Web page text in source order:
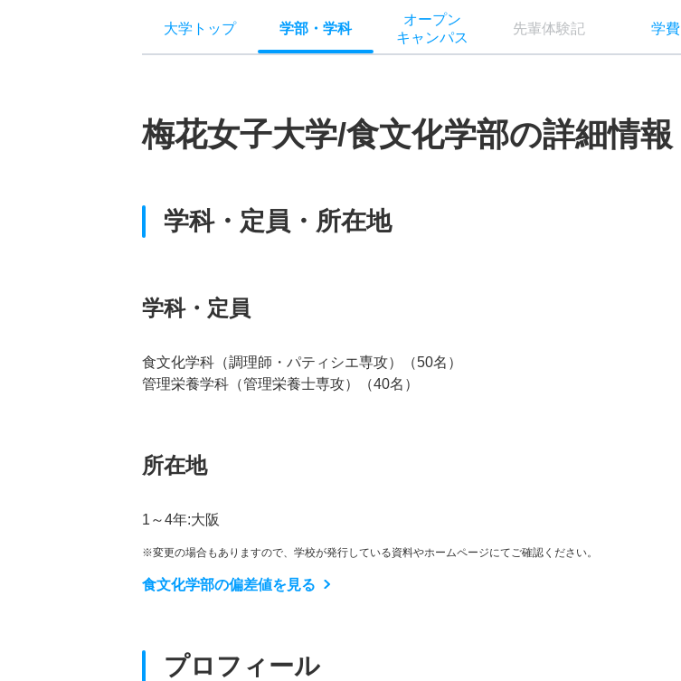
大学トップ 学部 ・ 学科
オープン
キャンパス
先輩体験記 学費
梅花女子大学/食文化学部の詳細情報
学科・定員・所在地
学科・定員
食文化学科（調理師・パティシエ専攻）（50名）
管理栄養学科（管理栄養士専攻）（40名）
所在地
1～4年:大阪
※変更の場合もありますので、学校が発行している資料やホームページにてご確認ください。
食文化学部の偏差値を見る
プロフィール